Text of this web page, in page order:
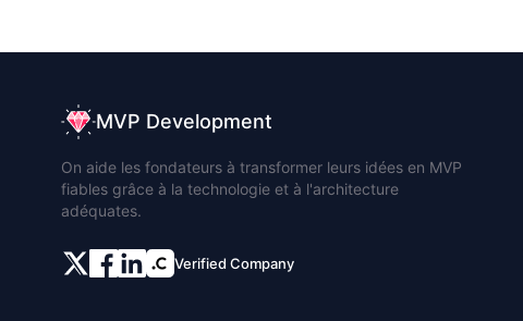
MVP Development
On aide les fondateurs à transformer leurs idées en MVP
fiables grâce à la technologie et à l'architecture
adéquates.
Verified Company